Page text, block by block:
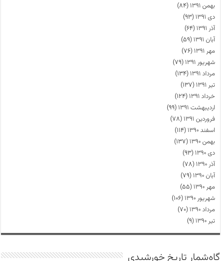
بهمن ۱۳۹۱
(۸۴)
دی ۱۳۹۱
(۹۳)
آذر ۱۳۹۱
(۶۴)
آبان ۱۳۹۱
(۵۹)
مهر ۱۳۹۱
(۷۶)
شهریور ۱۳۹۱
(۷۹)
مرداد ۱۳۹۱
(۱۳۴)
تیر ۱۳۹۱
(۱۳۷)
خرداد ۱۳۹۱
(۱۲۴)
اردیبهشت ۱۳۹۱
(۹۹)
فروردین ۱۳۹۱
(۷۸)
اسفند ۱۳۹۰
(۱۱۴)
بهمن ۱۳۹۰
(۱۳۷)
دی ۱۳۹۰
(۹۳)
آذر ۱۳۹۰
(۷۸)
آبان ۱۳۹۰
(۷۹)
مهر ۱۳۹۰
(۵۵)
شهریور ۱۳۹۰
(۱۰۶)
مرداد ۱۳۹۰
(۷۰)
تیر ۱۳۹۰
(۹)
گاه‌شمار تاریخ خورشیدی